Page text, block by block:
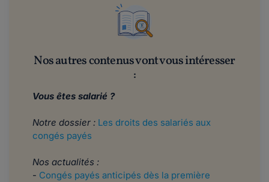
Nos autres contenus vont vous intéresser
:
Vous êtes salarié ?
Notre dossier : Les droits des salariés aux
congés payés
Nos actualités :
- Congés payés anticipés dès la première